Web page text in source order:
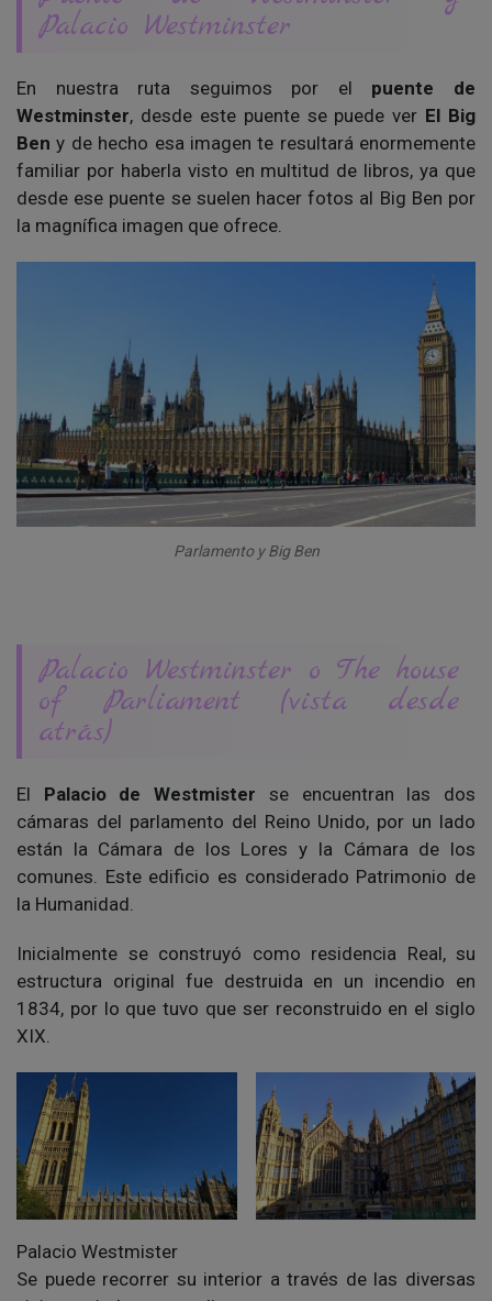
Palacio Westminster
En nuestra ruta seguimos por el puente de
Westminster, desde este puente se puede ver El Big
Ben y de hecho esa imagen te resultará enormemente
familiar por haberla visto en multitud de libros, ya que
desde ese puente se suelen hacer fotos al Big Ben por
la magnífica imagen que ofrece.
Parlamento y Big Ben
Palacio Westminster o The house
of Parliament (vista desde
atrás)
El Palacio de Westmister se encuentran las dos
cámaras del parlamento del Reino Unido, por un lado
están la Cámara de los Lores y la Cámara de los
comunes. Este edificio es considerado Patrimonio de
la Humanidad.
Inicialmente se construyó como residencia Real, su
estructura original fue destruida en un incendio en
1834, por lo que tuvo que ser reconstruido en el siglo
XIX.
Palacio Westmister
Se puede recorrer su interior a través de las diversas